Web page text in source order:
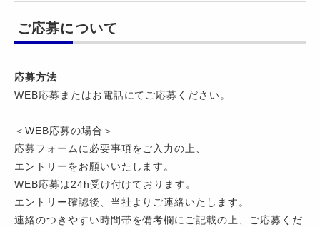
ご応募について
応募方法
WEB応募またはお電話にてご応募ください。
＜WEB応募の場合＞
応募フォームに必要事項をご入力の上、
エントリーをお願いいたします。
WEB応募は24h受け付けております。
エントリー確認後、当社よりご連絡いたします。
連絡のつきやすい時間帯を備考欄にご記載の上、ご応募くだ